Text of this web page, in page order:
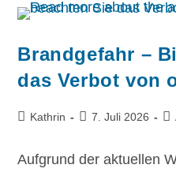
Brandgefahr –
das Verbot von
Kathrin 7. Juli 2026
Aufgrund der aktuellen